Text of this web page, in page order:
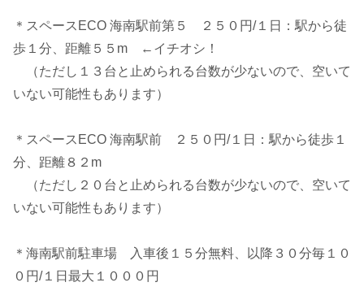
＊スペースECO 海南駅前第５ ２５０円/１日：駅から徒
歩１分、距離５５m ←イチオシ！
（ただし１３台と止められる台数が少ないので、空いて
いない可能性もあります）
＊スペースECO 海南駅前 ２５０円/１日：駅から徒歩１
分、距離８２m
（ただし２０台と止められる台数が少ないので、空いて
いない可能性もあります）
＊海南駅前駐車場 入車後１５分無料、以降３０分毎１０
０円/１日最大１０００円